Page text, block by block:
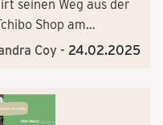
seinen Weg aus der
Shop am
dem Thema grüne
Coy - 24.02.2025